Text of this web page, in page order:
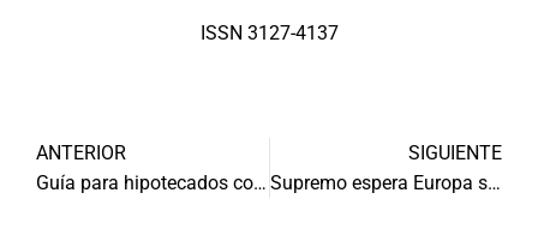
ISSN 3127-4137
ANTERIOR
Guía para hipotecados con cláusulas suelo
SIGUIENTE
Supremo espera Europa sobre cláusulas suelo